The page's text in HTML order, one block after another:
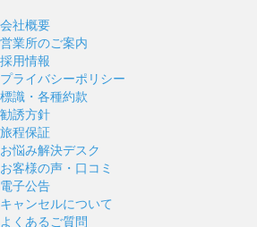
会社概要
営業所のご案内
採用情報
プライバシーポリシー
標識・各種約款
勧誘方針
旅程保証
お悩み解決デスク
お客様の声・口コミ
電子公告
キャンセルについて
よくあるご質問